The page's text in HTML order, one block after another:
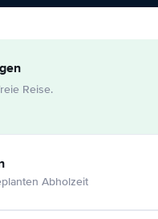
Reise.
Abholzeit